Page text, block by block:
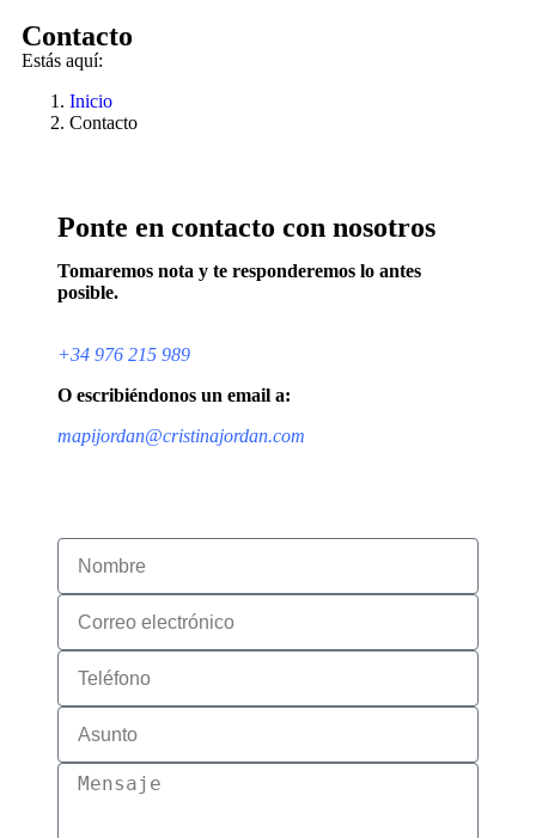
Contacto
Estás aquí:
Inicio
Contacto
Ponte en contacto con nosotros
Tomaremos nota y te responderemos lo antes
posible.
+34 976 215 989
O escribiéndonos un email a:
mapijordan@cristinajordan.com